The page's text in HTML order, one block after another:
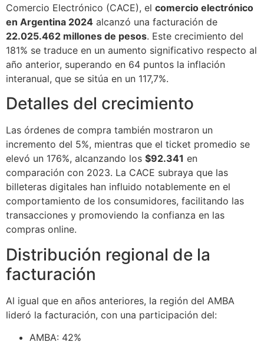
Comercio Electrónico (CACE), el comercio electrónico
en Argentina 2024 alcanzó una facturación de
22.025.462 millones de pesos. Este crecimiento del
181% se traduce en un aumento significativo respecto al
año anterior, superando en 64 puntos la inflación
interanual, que se sitúa en un 117,7%.
Detalles del crecimiento
Las órdenes de compra también mostraron un
incremento del 5%, mientras que el ticket promedio se
elevó un 176%, alcanzando los $92.341 en
comparación con 2023. La CACE subraya que las
billeteras digitales han influido notablemente en el
comportamiento de los consumidores, facilitando las
transacciones y promoviendo la confianza en las
compras online.
Distribución regional de la
facturación
Al igual que en años anteriores, la región del AMBA
lideró la facturación, con una participación del:
AMBA: 42%